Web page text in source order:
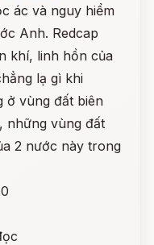
ác và nguy hiểm
Anh. Redcap
khí, linh hồn của
lạ gì khi
ở vùng đất biên
những vùng đất
2 nước này trong